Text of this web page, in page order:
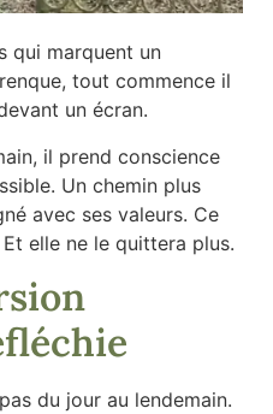
qui marquent un
tout commence il
un écran.
il prend conscience
Un chemin plus
avec ses valeurs. Ce
elle ne le quittera plus.
du jour au lendemain.